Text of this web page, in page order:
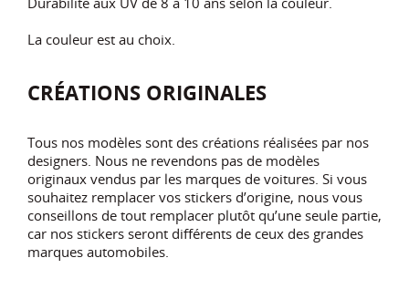
La couleur est au choix.
CRÉATIONS ORIGINALES
Tous nos modèles sont des créations réalisées par nos
designers. Nous ne revendons pas de modèles
originaux vendus par les marques de voitures. Si vous
souhaitez remplacer vos stickers d’origine, nous vous
conseillons de tout remplacer plutôt qu’une seule partie,
car nos stickers seront différents de ceux des grandes
marques automobiles.